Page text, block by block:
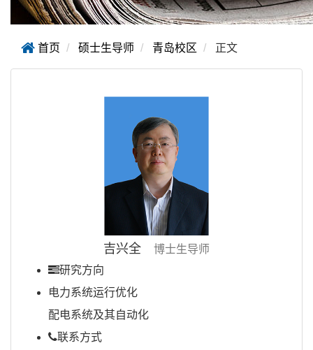
首页 硕士生导师 青岛校区 正文
吉兴全 博士生导师
研究方向
电力系统运行优化
配电系统及其自动化
联系方式